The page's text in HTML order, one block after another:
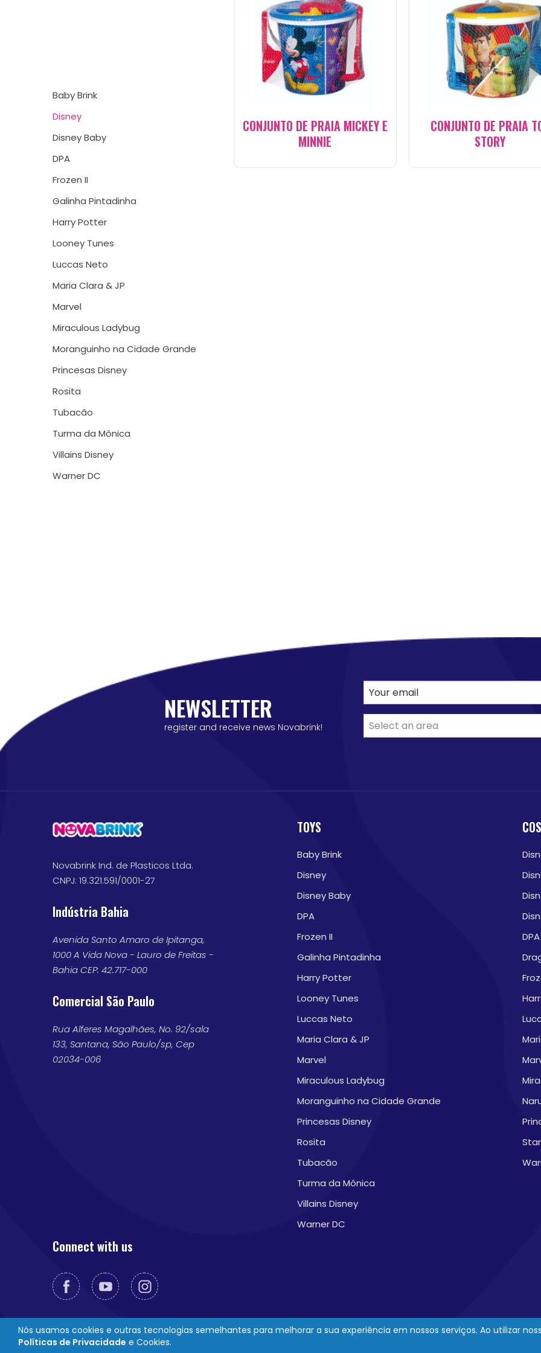
Baby Brink
Disney
Disney Baby
DPA
Frozen II
Galinha Pintadinha
Harry Potter
Looney Tunes
Luccas Neto
Maria Clara & JP
Marvel
Miraculous Ladybug
Moranguinho na Cidade Grande
Princesas Disney
Rosita
Tubacão
Turma da Mônica
Villains Disney
Warner DC
CONJUNTO DE PRAIA MICKEY E
MINNIE
CONJUNTO DE PRAIA
STORY
NEWSLETTER
register and receive news Novabrink!
Novabrink Ind. de Plasticos Ltda.
CNPJ: 19.321.591/0001-27
Indústria Bahia
Avenida Santo Amaro de Ipitanga,
1000 A Vida Nova - Lauro de Freitas -
Bahia CEP: 42.717-000
Comercial São Paulo
Rua Alferes Magalhães, No. 92/sala
133, Santana, São Paulo/sp, Cep
02034-006
TOYS
Baby Brink
Disney
Disney Baby
DPA
Frozen II
Galinha Pintadinha
Harry Potter
Looney Tunes
Luccas Neto
Maria Clara & JP
Marvel
Miraculous Ladybug
Moranguinho na Cidade Grande
Princesas Disney
Rosita
Tubacão
Turma da Mônica
Villains Disney
Warner DC
DPA
Connect with us
© 2026 Novabrink. Copyright reserved.
Nós usamos cookies e outras tecnologias semelhantes para melhorar a sua experiência em nossos serviços. Ao utilizar
Políticas de Privacidade e Cookies.